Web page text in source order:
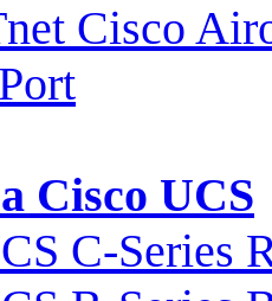
Cisco
Cisco UCS
C-Series